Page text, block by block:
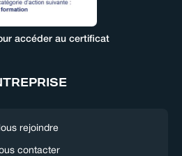
accéder au certificat
rejoindre
contacter